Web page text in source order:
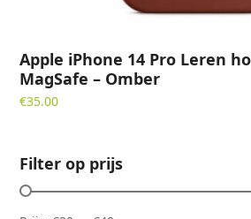
Apple iPhone 14 Pro Leren
MagSafe – Omber
€35.00
Filter op prijs